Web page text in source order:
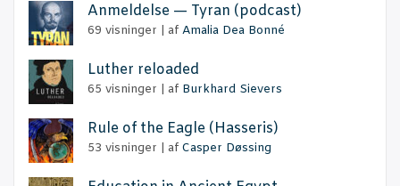
Anmel­del­se — Tyran (podcast)
69 visninger af Amalia Dea Bonné
Lut­her reloaded
65 visninger af Burkhard Sievers
Rule of the Eag­le (Has­se­ris)
53 visninger af Casper Døssing